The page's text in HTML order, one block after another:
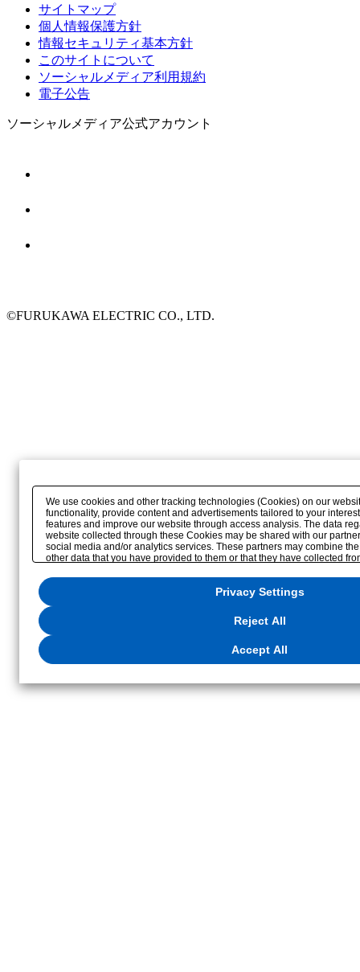
サイトマップ
個人情報保護方針
情報セキュリティ基本方針
このサイトについて
ソーシャルメディア利用規約
電子公告
ソーシャルメディア公式アカウント
©FURUKAWA ELECTRIC CO., LTD.
We use cookies and other tracking technologies (Cookies) on our
functionality, provide content and advertisements tailored to your
features and improve our website through access analysis. The data
website collected through these Cookies may be shared with our
social media and/or analytics services. These partners may combine
other data that you have provided to them or that they have collected
other than us on the internet. If you wish to reject the use of all Cookies
Necessary Cookies, please click "Reject All". If you agree to the use of
"Accept All". To select your preferences for each purpose, please click
"Privacy Settings"button (or link)
the website footer.
Privacy Settings
Reject All
Accept All